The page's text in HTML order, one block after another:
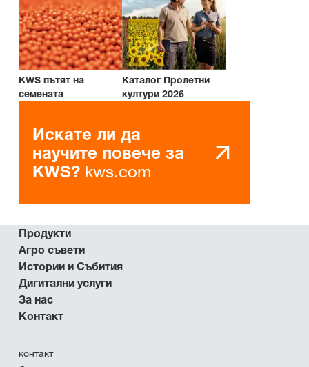
KWS пътят на
семената
Каталог Пролетни
култури 2026
Искате ли да
научите повече за
KWS? kws.com
Продукти
Агро съвети
Истории и Събития
Дигитални услуги
За нас
Контакт
контакт